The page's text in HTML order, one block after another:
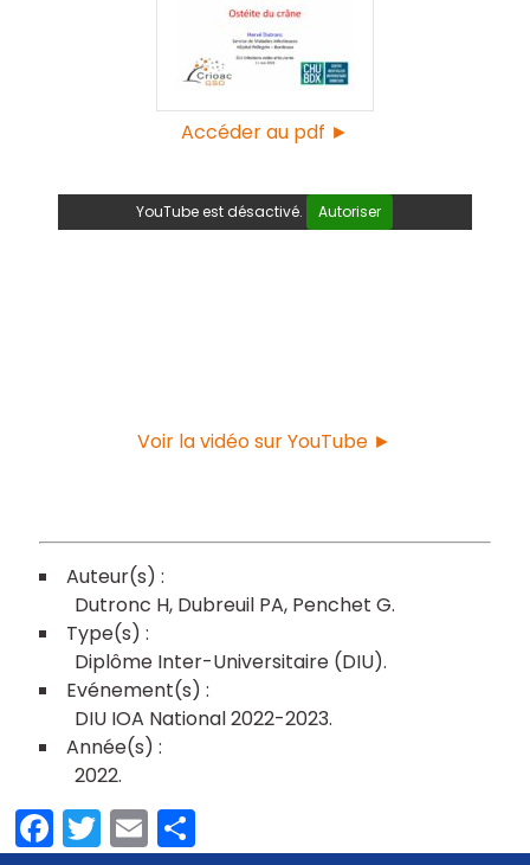
Accéder au pdf ►
YouTube est désactivé. Autoriser
Voir la vidéo sur YouTube ►
Dutronc H Dubreuil PA Penchet G
Diplôme Inter-Universitaire (DIU)
DIU IOA National 2022-2023
2022
Facebook
Twitter
EmailPartager